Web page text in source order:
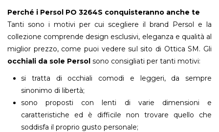
Perché i Persol PO 3264S conquisteranno anche te
Tanti sono i motivi per cui scegliere il brand Persol e la
collezione comprende design esclusivi, eleganza e qualità al
miglior prezzo, come puoi vedere sul sito di Ottica SM. Gli
occhiali da sole Persol sono consigliati per tanti motivi:
si tratta di occhiali comodi e leggeri, da sempre
sinonimo di libertà;
sono proposti con lenti di varie dimensioni e
caratteristiche ed è difficile non trovare quello che
soddisfa il proprio gusto personale;